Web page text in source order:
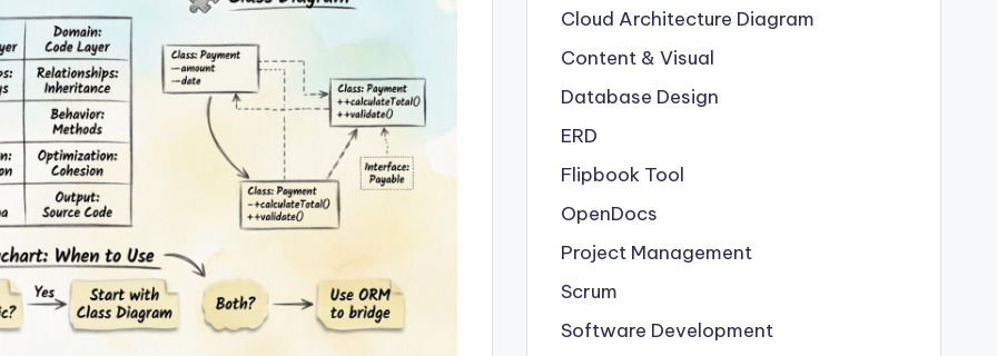
Cloud Architecture Diagram
Content & Visual
Database Design
ERD
Flipbook Tool
OpenDocs
Project Management
Scrum
Software Development